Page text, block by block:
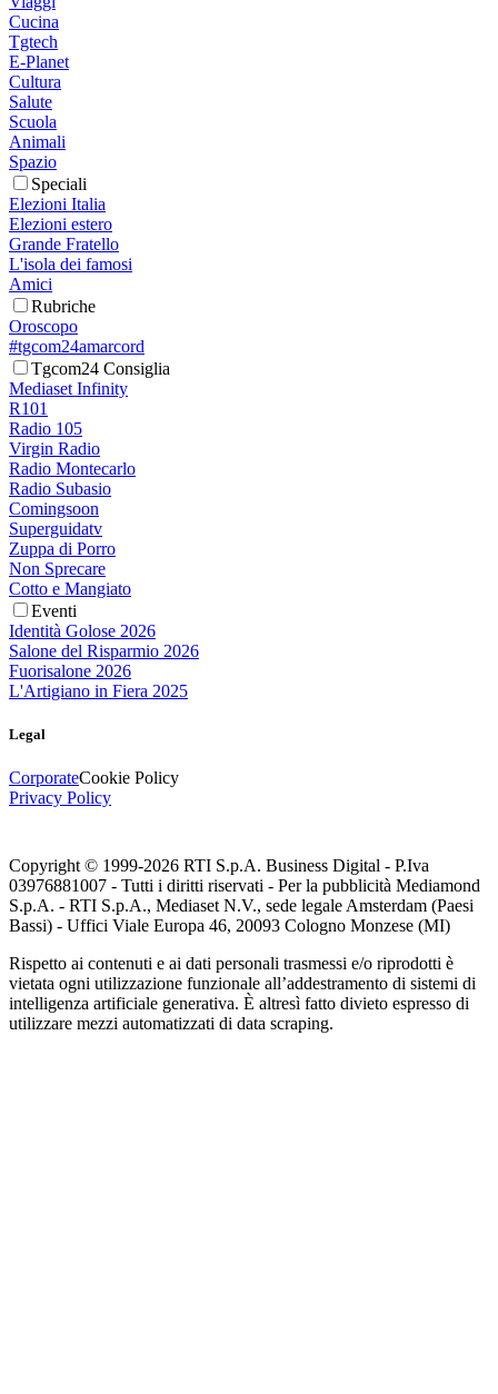
Cucina
Tgtech
E-Planet
Cultura
Salute
Scuola
Animali
Spazio
Speciali
Elezioni Italia
Elezioni estero
Grande Fratello
L'isola dei famosi
Amici
Rubriche
Oroscopo
#tgcom24amarcord
Tgcom24 Consiglia
Mediaset Infinity
R101
Radio 105
Virgin Radio
Radio Montecarlo
Radio Subasio
Comingsoon
Superguidatv
Zuppa di Porro
Non Sprecare
Cotto e Mangiato
Eventi
Identità Golose 2026
Salone del Risparmio 2026
Fuorisalone 2026
L'Artigiano in Fiera 2025
Legal
CorporateCookie Policy
Privacy Policy
Copyright © 1999-2026 RTI S.p.A. Business Digital - P.Iva
03976881007 - Tutti i diritti riservati - Per la pubblicità Mediamond
S.p.A. - RTI S.p.A., Mediaset N.V., sede legale Amsterdam (Paesi
Bassi) - Uffici Viale Europa 46, 20093 Cologno Monzese (MI)
Rispetto ai contenuti e ai dati personali trasmessi e/o riprodotti è
vietata ogni utilizzazione funzionale all’addestramento di sistemi di
intelligenza artificiale generativa. È altresì fatto divieto espresso di
utilizzare mezzi automatizzati di data scraping.